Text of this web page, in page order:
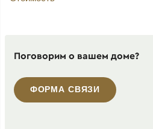
Поговорим о вашем доме?
ФОРМА СВЯЗИ